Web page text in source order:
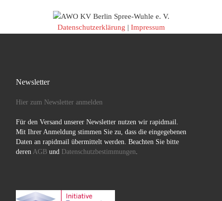
Datenschutzerklärung | Impressum
Newsletter
Hier zum Newsletter anmelden
Für den Versand unserer Newsletter nutzen wir rapidmail.
Mit Ihrer Anmeldung stimmen Sie zu, dass die eingegebenen
Daten an rapidmail übermittelt werden. Beachten Sie bitte
deren AGBund Datenschutzbestimmungen